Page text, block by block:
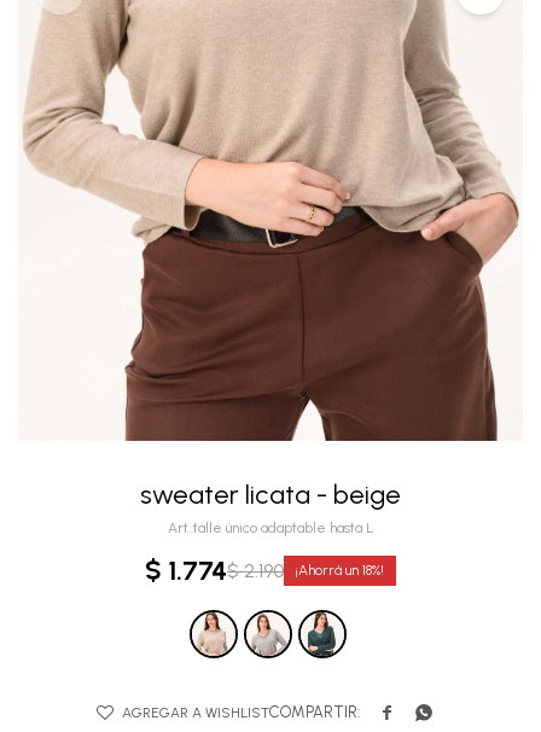
sweater licata - beige
talle único adaptable hasta L
$ 1.774$ 2.190 18
 